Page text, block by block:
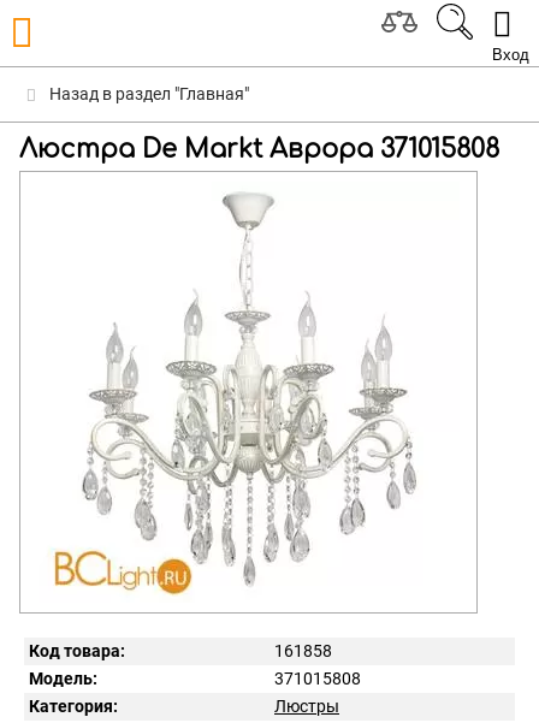
Вход
Назад в раздел "Главная"
Люстра De Markt Аврора 371015808
Код товара:
161858
Модель:
371015808
Категория:
Люстры